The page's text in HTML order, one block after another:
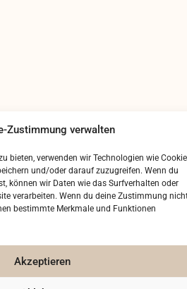
Zustimmung verwalten
bieten, verwenden wir Technologien wie
und/oder darauf zuzugreifen. Wenn du
können wir Daten wie das Surfverhalten oder
verarbeiten. Wenn du deine Zustimmung
bestimmte Merkmale und Funktionen
Akzeptieren